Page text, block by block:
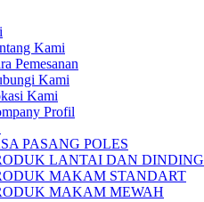
Kami
Pemesanan
Kami
Kami
Profil
PASANG POLES
LANTAI DAN DINDING
MAKAM STANDART
MAKAM MEWAH